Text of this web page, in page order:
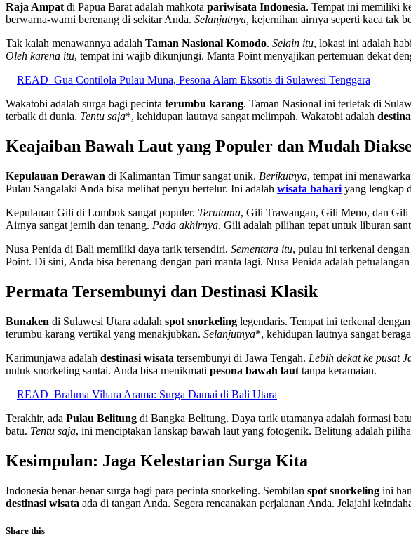
Raja Ampat di Papua Barat adalah mahkota pariwisata Indonesia. Tempat ini memiliki
berwarna-warni berenang di sekitar Anda. Selanjutnya, kejernihan airnya seperti kaca tak
Tak kalah menawannya adalah Taman Nasional Komodo. Selain itu, lokasi ini adalah
Oleh karena itu, tempat ini wajib dikunjungi. Manta Point menyajikan pertemuan dekat
READ Gua Contilola Pulau Muna, Pesona Alam Eksotis di Sulawesi Tenggara
Wakatobi adalah surga bagi pecinta terumbu karang. Taman Nasional ini terletak di
terbaik di dunia. Tentu saja*, kehidupan lautnya sangat melimpah. Wakatobi adalah
Keajaiban Bawah Laut yang Populer dan Mudah
Kepulauan Derawan di Kalimantan Timur sangat unik. Berikutnya, tempat ini
Pulau Sangalaki Anda bisa melihat penyu bertelur. Ini adalah wisata bahari yang lengkap
Kepulauan Gili di Lombok sangat populer. Terutama, Gili Trawangan, Gili Meno, dan Gili
Airnya sangat jernih dan tenang. Pada akhirnya, Gili adalah pilihan tepat untuk liburan
Nusa Penida di Bali memiliki daya tarik tersendiri. Sementara itu, pulau ini terkenal
Point. Di sini, Anda bisa berenang dengan pari manta lagi. Nusa Penida adalah petualangan
Permata Tersembunyi dan Destinasi Klasik
Bunaken di Sulawesi Utara adalah spot snorkeling legendaris. Tempat ini terkenal
terumbu karang vertikal yang menakjubkan. Selanjutnya*, kehidupan lautnya sangat
Karimunjawa adalah destinasi wisata tersembunyi di Jawa Tengah. Lebih dekat ke pusat
untuk snorkeling santai. Anda bisa menikmati pesona bawah laut tanpa keramaian.
READ Brahma Vihara Arama: Surga Damai di Bali Utara
Terakhir, ada Pulau Belitung di Bangka Belitung. Daya tarik utamanya adalah formasi
batu. Tentu saja, ini menciptakan lanskap bawah laut yang fotogenik. Belitung adalah
Kesimpulan: Jaga Kelestarian Surga Kita
Indonesia benar-benar surga bagi para pecinta snorkeling. Sembilan spot snorkeling ini
destinasi wisata ada di tangan Anda. Segera rencanakan perjalanan Anda. Jelajahi
Share this